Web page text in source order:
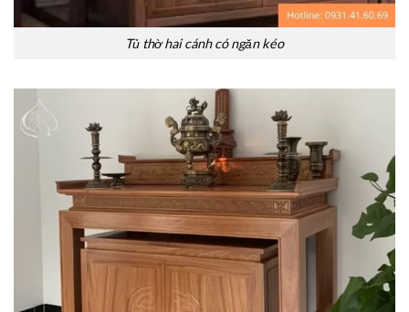
Tủ thờ hai cánh có ngăn kéo